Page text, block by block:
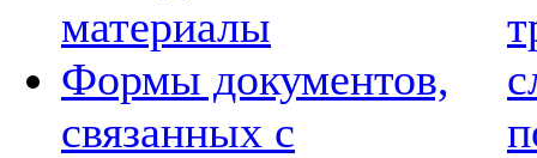
материалы
Формы документов,
связанных с